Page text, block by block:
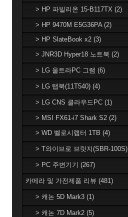
> HP 파빌리온 15-B117TX (2)
> HP 9470M E5G36PA (2)
> HP SlateBook x2 (3)
> JNR3D Hyper18 노트북 (2)
> LG 울트라PC 그램 (6)
> LG 탭북(11T540) (4)
> LG CNS 클라우드PC (1)
> MSI FX61-i7 Shark S2 (2)
> WD 벨로시랩터 1TB (4)
> T와이브로 브릿지(SBR-100S)
> PC 주변기기 (267)
카메라 및 가전제품 리뷰 (481)
> 캐논 5D Mark3 (1)
> 캐논 7D Mark2 (5)